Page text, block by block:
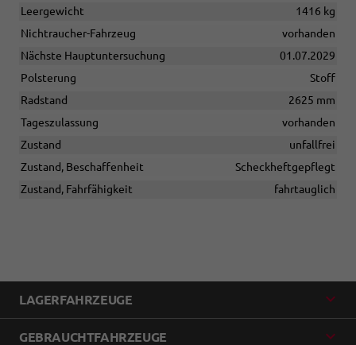
Leergewicht
1416 kg
Nichtraucher-Fahrzeug
vorhanden
Nächste Hauptuntersuchung
01.07.2029
Polsterung
Stoff
Radstand
2625 mm
Tageszulassung
vorhanden
Zustand
unfallfrei
Zustand, Beschaffenheit
Scheckheftgepflegt
Zustand, Fahrfähigkeit
fahrtauglich
LAGERFAHRZEUGE
GEBRAUCHTFAHRZEUGE